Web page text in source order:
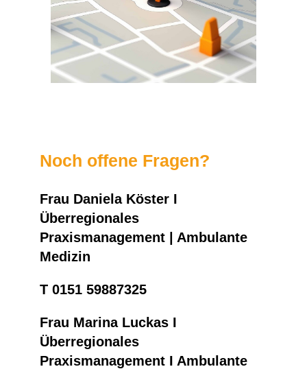
Noch offene Fragen?
Frau Daniela Köster I
Überregionales
Praxismanagement | Ambulante
Medizin
T 0151 59887325
Frau Marina Luckas I
Überregionales
Praxismanagement I Ambulante